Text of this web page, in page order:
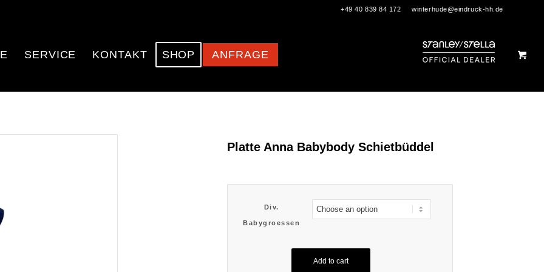
+49 40 839 84 172 winterhude@eindruck-hh.de
SERVICE KONTAKT SHOP ANFRAGE
Platte Anna Babybody Schietbüddel
Div.
Babygroessen
Add to cart